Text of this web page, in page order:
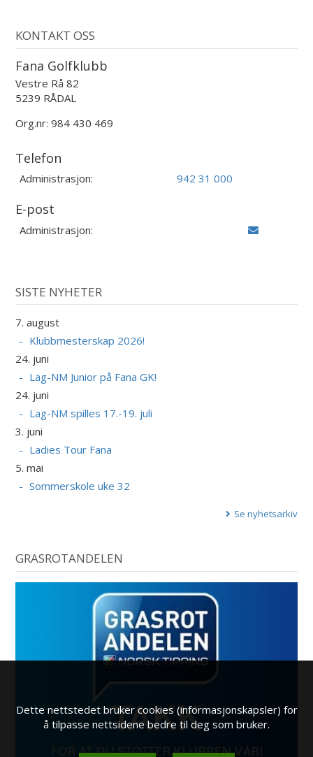
KONTAKT OSS
Fana Golfklubb
Vestre Rå 82
5239 RÅDAL
Org.nr: 984 430 469
Telefon
Administrasjon: 942 31 000
E-post
Administrasjon:
SISTE NYHETER
7. august
Klubbmesterskap 2026!
24. juni
Lag-NM Junior på Fana GK!
24. juni
Lag-NM spilles 17.-19. juli
3. juni
Ladies Tour Fana
5. mai
Sommerskole uke 32
Se nyhetsarkiv
GRASROTANDELEN
Dette nettstedet bruker cookies (informasjonskapsler) for
å tilpasse nettsidene bedre til deg som bruker.